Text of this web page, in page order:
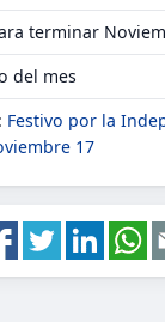
terminar
del mes
Festivo por la
17